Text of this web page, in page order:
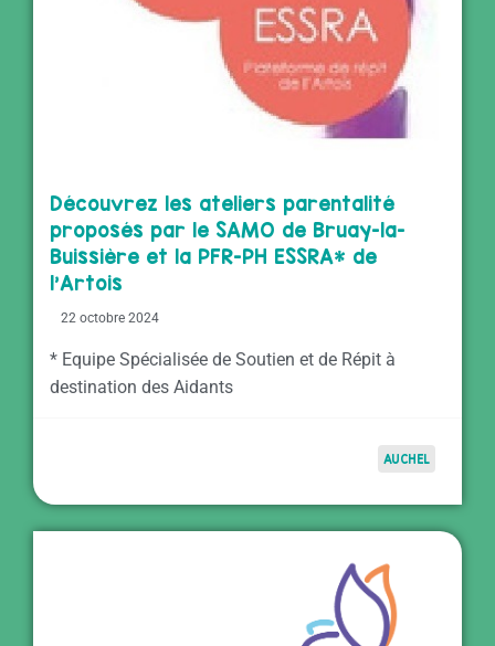
Découvrez les ateliers parentalité
proposés par le SAMO de Bruay-la-
Buissière et la PFR-PH ESSRA* de
l’Artois
22 octobre 2024
* Equipe Spécialisée de Soutien et de Répit à
destination des Aidants
AUCHEL